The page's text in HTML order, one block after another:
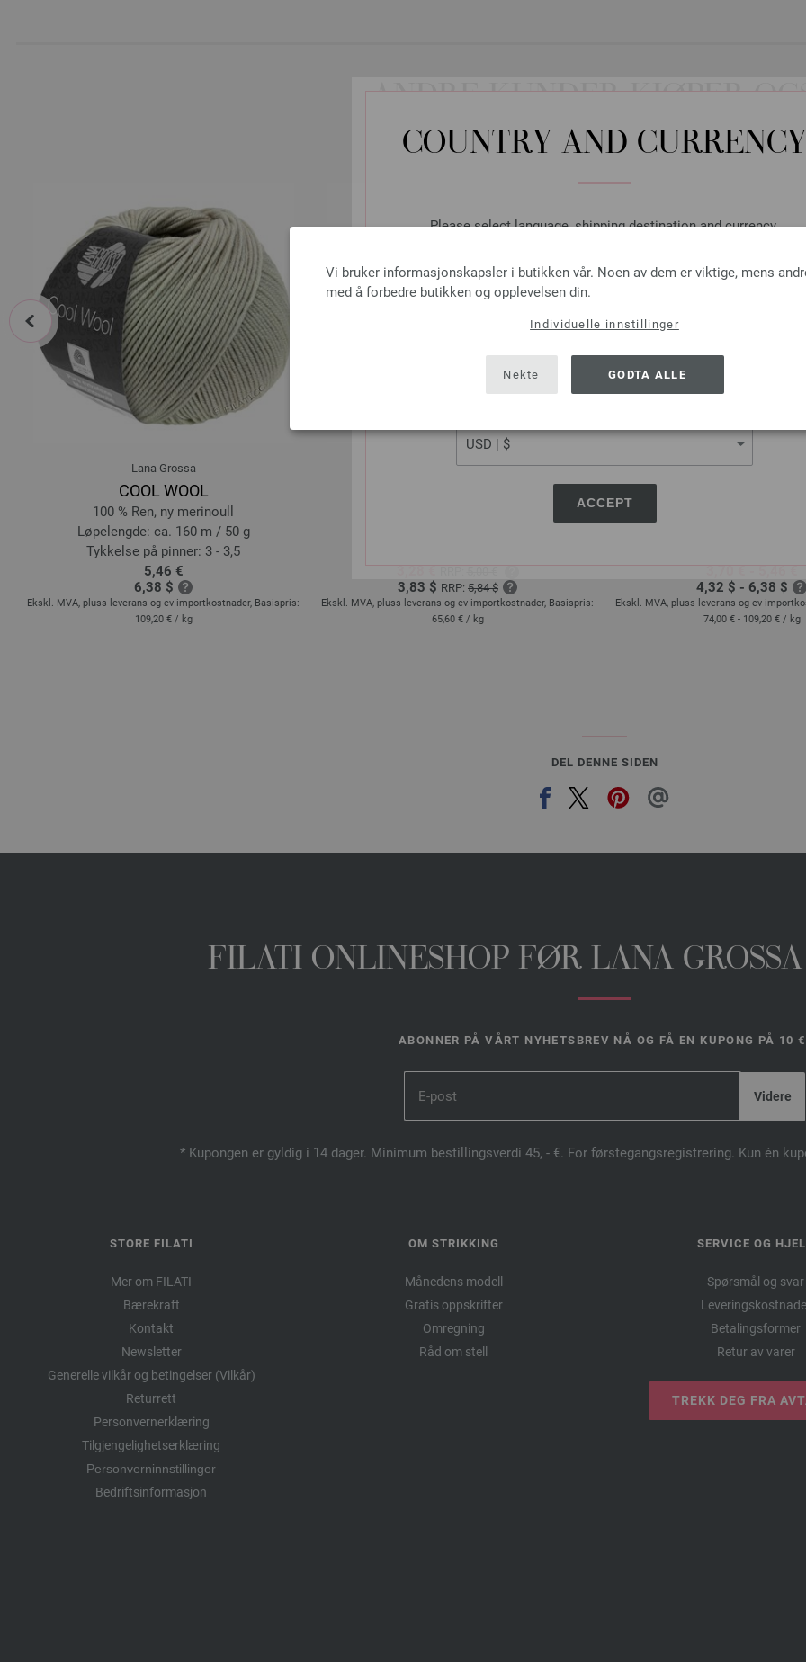
COUNTRY AND CURRENCY
Please select language, shipping destination and currency.
SHIPPING TO
USA - The United States of America
ACCEPT
Vi bruker informasjonskapsler i butikken vår. Noen av dem er viktige, mens
med å forbedre butikken og opplevelsen din.
Individuelle innstillinger
Nekte GODTA ALLE
råhvit | EAN:
ANDRE KUNDER KJØPER
Lana Grossa
COOL WOOL
100 % Ren, ny merinoull
Løpelengde: ca. 160 m / 50 g
Tykkelse på pinner: 3 - 3,5
5,46 €
6,38 $
Ekskl. MVA, pluss leverans og ev importkostnader, Basispris:
109,20 € / kg
Lana Grossa
3,28 €
3,83 $ RRP: 5,84 $
Ekskl. MVA, pluss leverans og ev importkostnader, Basispris:
65,60 € / kg
Lana Grossa
COOL WOOL Big Uni/
3,70 € - 5,46 €
4,32 $ - 6,38 $
Ekskl. MVA, pluss leverans og ev
74,00 € - 109,20 € / kg
prev
DEL DENNE SIDEN
FILATI ONLINESHOP FØR LANA
ABONNER PÅ VÅRT NYHETSBREV NÅ OG FÅ EN KUPONG PÅ 10
* Kupongen er gyldig i 14 dager. Minimum bestillingsverdi 45, - €. For førstegangsregistrering. Kun én
STORE FILATI
Mer om FILATI
Bærekraft
Kontakt
Newsletter
Generelle vilkår og betingelser (Vilkår)
Returrett
Personvernerklæring
Tilgjengelighetserklæring
Personverninnstillinger
Bedriftsinformasjon
OM STRIKKING
Månedens modell
Gratis oppskrifter
Omregning
Råd om stell
SERVICE OG
Spørsmål og svar
Betalingsformer
Retur av varer
TREKK DEG FRA